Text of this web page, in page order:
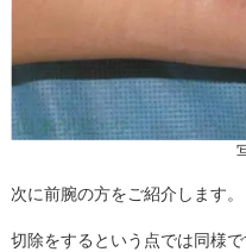
次に前腕の方をご紹介します。
切除をするという点では同様